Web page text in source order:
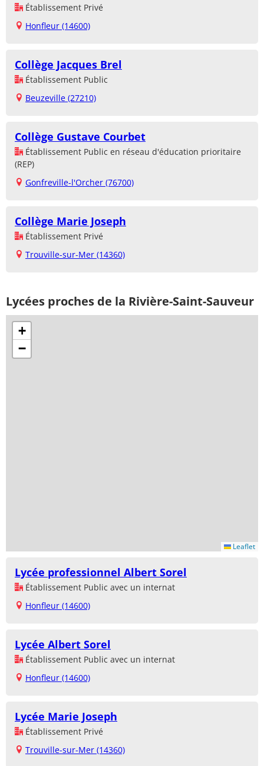
Établissement Privé
Honfleur (14600)
Collège Jacques Brel
Établissement Public
Beuzeville (27210)
Collège Gustave Courbet
Établissement Public en réseau d'éducation prioritaire
(REP)
Gonfreville-l'Orcher (76700)
Collège Marie Joseph
Établissement Privé
Trouville-sur-Mer (14360)
Lycées proches de la Rivière-Saint-Sauveur
+
−
Leaflet
Lycée professionnel Albert Sorel
Établissement Public avec un internat
Honfleur (14600)
Lycée Albert Sorel
Établissement Public avec un internat
Honfleur (14600)
Lycée Marie Joseph
Établissement Privé
Trouville-sur-Mer (14360)